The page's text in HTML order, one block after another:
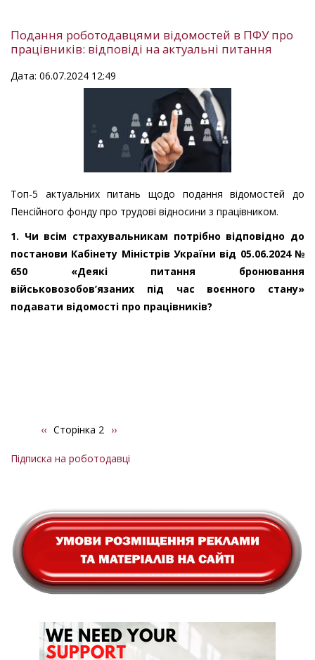
Подання роботодавцями відомостей в ПФУ про
працівників: відповіді на актуальні питання
Дата: 06.07.2024 12:49
Топ-5 актуальних питань щодо подання відомостей до
Пенсійного фонду про трудові відносини з працівником.
1. Чи всім страхувальникам потрібно відповідно до
постанови Кабінету Міністрів України від 05.06.2024 №
650 «Деякі питання бронювання
військовозобов’язаних під час воєнного стану»
подавати відомості про працівників?
Розбивка
сторінки
Попередня
‹‹ Сторінка 2 Наступна
››
Підписка на роботодавці